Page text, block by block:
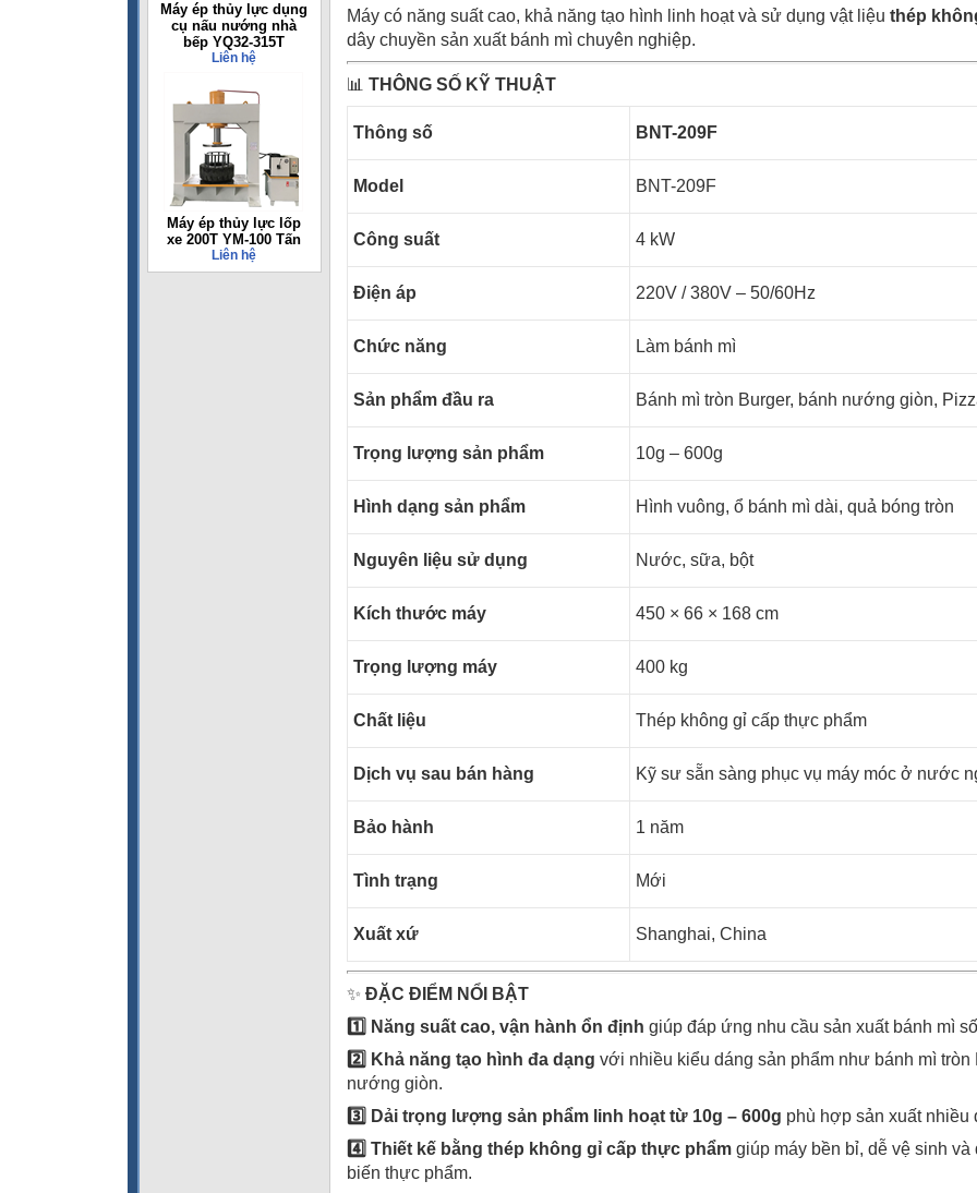
Máy ép thủy lực dụng
cụ nấu nướng nhà
bếp YQ32-315T
Liên hệ
Máy ép thủy lực lốp
xe 200T YM-100 Tấn
Liên hệ
Máy có năng suất cao, khả năng tạo hình linh hoạt và sử dụng vật liệu thép
dây chuyền sản xuất bánh mì chuyên nghiệp.
📊 THÔNG SỐ KỸ THUẬT
Thông số BNT-209F
Model BNT-209F
Công suất 4 kW
Điện áp 220V / 380V – 50/60Hz
Chức năng Làm bánh mì
Sản phẩm đầu ra Bánh mì tròn Burger, bánh nướng giòn,
Trọng lượng sản phẩm 10g – 600g
Hình dạng sản phẩm Hình vuông, ổ bánh mì dài, quả bóng tròn
Nguyên liệu sử dụng Nước, sữa, bột
Kích thước máy 450 × 66 × 168 cm
Trọng lượng máy 400 kg
Chất liệu Thép không gỉ cấp thực phẩm
Dịch vụ sau bán hàng Kỹ sư sẵn sàng phục vụ máy móc ở nước
Bảo hành 1 năm
Tình trạng Mới
Xuất xứ Shanghai, China
✨ ĐẶC ĐIỂM NỔI BẬT
1️
Năng suất cao, vận hành ổn định giúp đáp ứng nhu cầu sản xuất bánh mì
2️
Khả năng tạo hình đa dạng với nhiều kiểu dáng sản phẩm như bánh mì
nướng giòn.
3️
Dải trọng lượng sản phẩm linh hoạt từ 10g – 600g phù hợp sản xuất nhiều
4️ Thiết kế bằng thép không gỉ cấp thực phẩm giúp máy bền bỉ, dễ vệ sinh
biến thực phẩm.